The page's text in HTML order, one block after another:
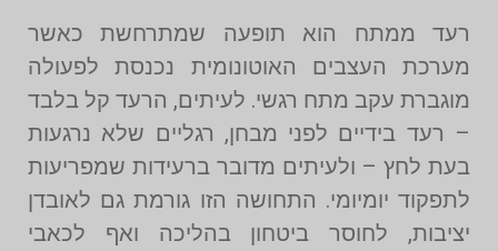
רעד ממתח הוא תופעה שמתרחשת כאשר
מערכת העצבים האוטונומית נכנסת לפעולה
מוגברת עקב מתח רגשי. לעיתים, הרעד קל בלבד
– רעד בידיים לפני מבחן, רגליים שלא נרגעות
בעת לחץ – ולעיתים מדובר ברעידות שמפריעות
לתפקוד יומיומי. התחושה הזו גורמת גם לאובדן
יציבות, לחוסר ביטחון בהליכה ואף לכאבי